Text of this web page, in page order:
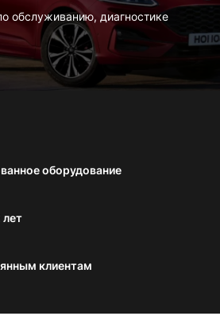
обслуживанию, диагностике
оборудование
лет
клиентам